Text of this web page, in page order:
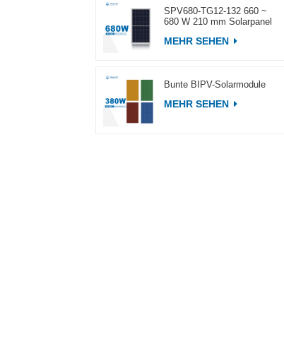
SPV680-TG12-132 660 ~
680 W 210 mm Solarpanel
MEHR SEHEN
Bunte BIPV-Solarmodule
MEHR SEHEN